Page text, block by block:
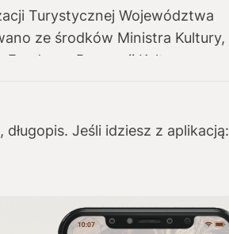
Turystycznej Województwa
ze środków Ministra Kultury,
Promocji Kultury.
Jeśli idziesz z aplikacją: